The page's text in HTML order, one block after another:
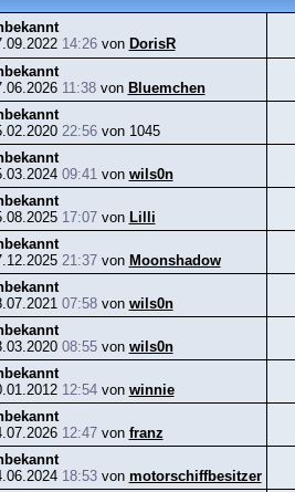
14:26von DorisR
11:38von Bluemchen
22:56von 1045
09:41von wils0n
17:07von Lilli
21:37von Moonshadow
07:58von wils0n
08:55von wils0n
12:54von winnie
12:47von franz
18:53von motorschiffbesitzer